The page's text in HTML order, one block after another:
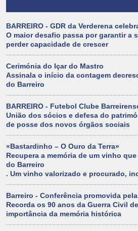
BARREIRO - GDR da Verderena
O maior desafio passa por garantir a
perder capacidade de crescer
Cerimónia do Içar do Mastro
Assinala o início da contagem
do Barreiro
BARREIRO - Futebol Clube
União dos sócios e defesa do
de posse dos novos órgãos sociais
«Bastardinho – O Ouro da Terra»
Recupera a memória de um vinho
do Barreiro
. Um vinho valorizado e procurado,
Barreiro - Conferência promovida pela
Recorda os 90 anos da Guerra Civil
importância da memória histórica